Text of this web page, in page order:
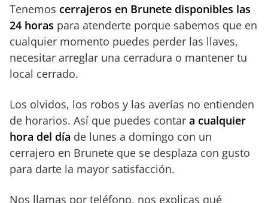
Tenemos cerrajeros en Brunete disponibles las
24 horas para atenderte porque sabemos que en
cualquier momento puedes perder las llaves,
necesitar arreglar una cerradura o mantener tu
local cerrado.
Los olvidos, los robos y las averías no entienden
de horarios. Así que puedes contar a cualquier
hora del día de lunes a domingo con un
cerrajero en Brunete que se desplaza con gusto
para darte la mayor satisfacción.
Nos llamas por teléfono, nos explicas qué